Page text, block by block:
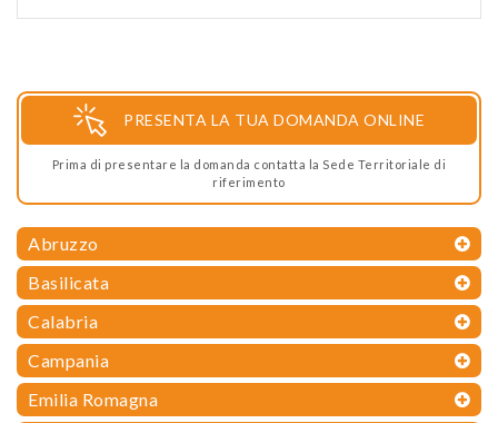
PRESENTA LA TUA DOMANDA ONLINE
Prima di presentare la domanda contatta la Sede Territoriale di
riferimento
Abruzzo
Basilicata
Calabria
Campania
Emilia Romagna